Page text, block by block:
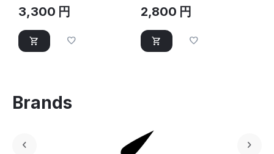
3,300 円 2,800 円
Brands